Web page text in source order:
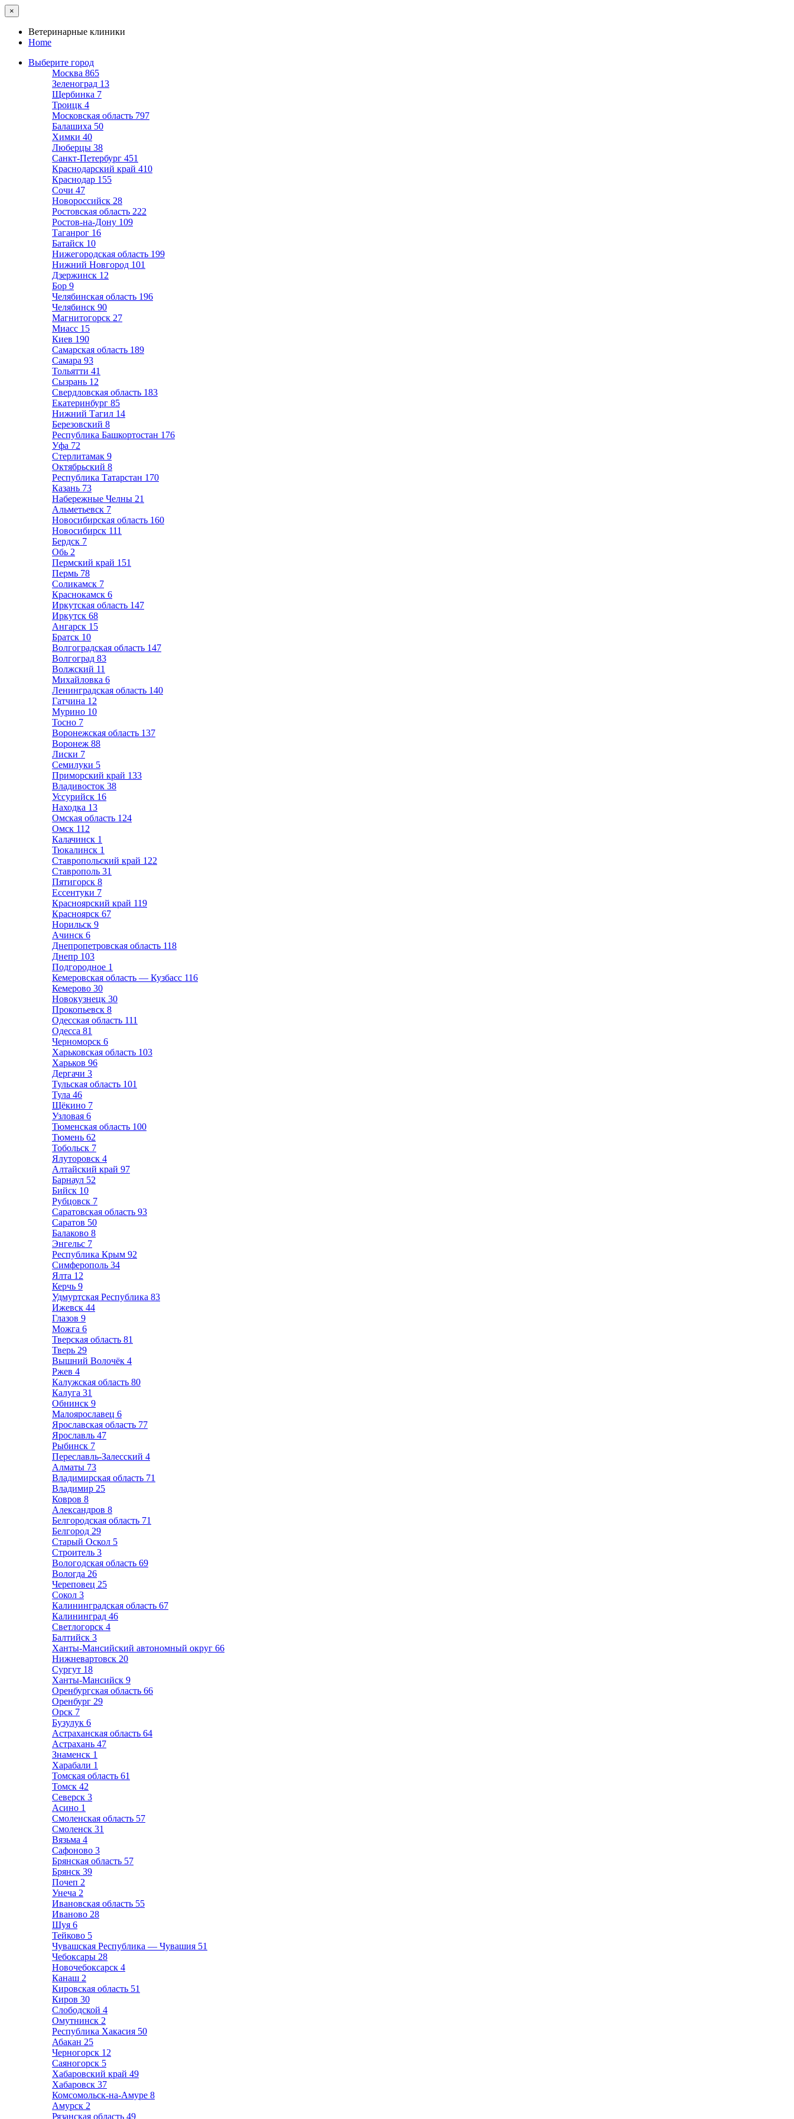
×
Ветеринарные клиники
Home
Выберите город
Москва 865
Зеленоград 13
Щербинка 7
Троицк 4
Московская область 797
Балашиха 50
Химки 40
Люберцы 38
Санкт-Петербург 451
Краснодарский край 410
Краснодар 155
Сочи 47
Новороссийск 28
Ростовская область 222
Ростов-на-Дону 109
Таганрог 16
Батайск 10
Нижегородская область 199
Нижний Новгород 101
Дзержинск 12
Бор 9
Челябинская область 196
Челябинск 90
Магнитогорск 27
Миасс 15
Киев 190
Самарская область 189
Самара 93
Тольятти 41
Сызрань 12
Свердловская область 183
Екатеринбург 85
Нижний Тагил 14
Березовский 8
Республика Башкортостан 176
Уфа 72
Стерлитамак 9
Октябрьский 8
Республика Татарстан 170
Казань 73
Набережные Челны 21
Альметьевск 7
Новосибирская область 160
Новосибирск 111
Бердск 7
Обь 2
Пермский край 151
Пермь 78
Соликамск 7
Краснокамск 6
Иркутская область 147
Иркутск 68
Ангарск 15
Братск 10
Волгоградская область 147
Волгоград 83
Волжский 11
Михайловка 6
Ленинградская область 140
Гатчина 12
Мурино 10
Тосно 7
Воронежская область 137
Воронеж 88
Лиски 7
Семилуки 5
Приморский край 133
Владивосток 38
Уссурийск 16
Находка 13
Омская область 124
Омск 112
Калачинск 1
Тюкалинск 1
Ставропольский край 122
Ставрополь 31
Пятигорск 8
Ессентуки 7
Красноярский край 119
Красноярск 67
Норильск 9
Ачинск 6
Днепропетровская область 118
Днепр 103
Подгородное 1
Кемеровская область — Кузбасс 116
Кемерово 30
Новокузнецк 30
Прокопьевск 8
Одесская область 111
Одесса 81
Черноморск 6
Харьковская область 103
Харьков 96
Дергачи 3
Тульская область 101
Тула 46
Щёкино 7
Узловая 6
Тюменская область 100
Тюмень 62
Тобольск 7
Ялуторовск 4
Алтайский край 97
Барнаул 52
Бийск 10
Рубцовск 7
Саратовская область 93
Саратов 50
Балаково 8
Энгельс 7
Республика Крым 92
Симферополь 34
Ялта 12
Керчь 9
Удмуртская Республика 83
Ижевск 44
Глазов 9
Можга 6
Тверская область 81
Тверь 29
Вышний Волочёк 4
Ржев 4
Калужская область 80
Калуга 31
Обнинск 9
Малоярославец 6
Ярославская область 77
Ярославль 47
Рыбинск 7
Переславль-Залесский 4
Алматы 73
Владимирская область 71
Владимир 25
Ковров 8
Александров 8
Белгородская область 71
Белгород 29
Старый Оскол 5
Строитель 3
Вологодская область 69
Вологда 26
Череповец 25
Сокол 3
Калининградская область 67
Калининград 46
Светлогорск 4
Балтийск 3
Ханты-Мансийский автономный округ 66
Нижневартовск 20
Сургут 18
Ханты-Мансийск 9
Оренбургская область 66
Оренбург 29
Орск 7
Бузулук 6
Астраханская область 64
Астрахань 47
Знаменск 1
Харабали 1
Томская область 61
Томск 42
Северск 3
Асино 1
Смоленская область 57
Смоленск 31
Вязьма 4
Сафоново 3
Брянская область 57
Брянск 39
Почеп 2
Унеча 2
Ивановская область 55
Иваново 28
Шуя 6
Тейково 5
Чувашская Республика — Чувашия 51
Чебоксары 28
Новочебоксарск 4
Канаш 2
Кировская область 51
Киров 30
Слободской 4
Омутнинск 2
Республика Хакасия 50
Абакан 25
Черногорск 12
Саяногорск 5
Хабаровский край 49
Хабаровск 37
Комсомольск-на-Амуре 8
Амурск 2
Рязанская область 49